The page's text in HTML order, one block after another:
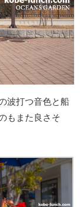
波打つ音色と船
もまた良さそ